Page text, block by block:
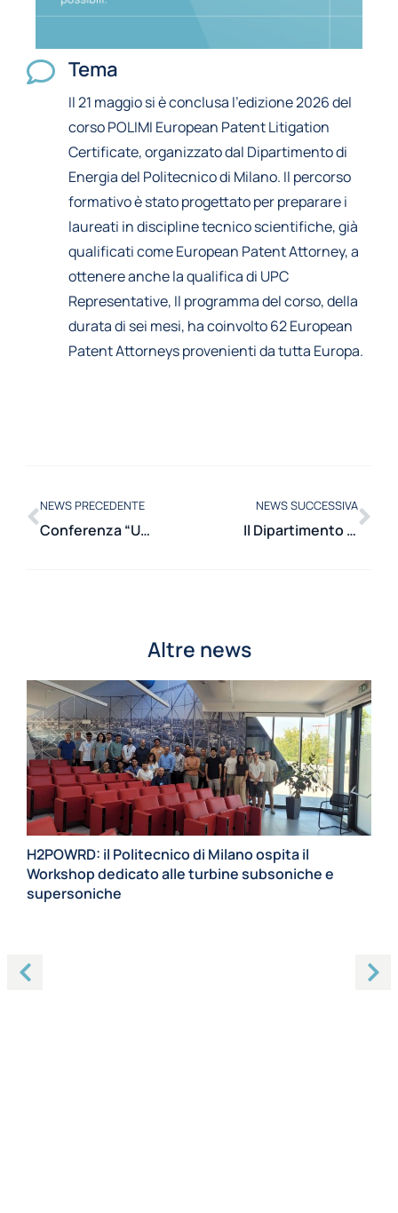
Tema
Il 21 maggio si è conclusa l’edizione 2026 del
corso POLIMI European Patent Litigation
Certificate, organizzato dal Dipartimento di
Energia del Politecnico di Milano. Il percorso
formativo è stato progettato per preparare i
laureati in discipline tecnico scientifiche, già
qualificati come European Patent Attorney, a
ottenere anche la qualifica di UPC
Representative, Il programma del corso, della
durata di sei mesi, ha coinvolto 62 European
Patent Attorneys provenienti da tutta Europa.
NEWS PRECEDENTE
Conferenza “UPC Hot Topics: A Guided Discussion on the UPC Case Law”
NEWS SUCCESSIVA
Il Dipartimento di Energia ospita il Blended Intensive Programme ENHANCE sul Water-Energy-Food Nexus
Altre news
H2POWRD: il Politecnico di Milano ospita il
Workshop dedicato alle turbine subsoniche e
supersoniche